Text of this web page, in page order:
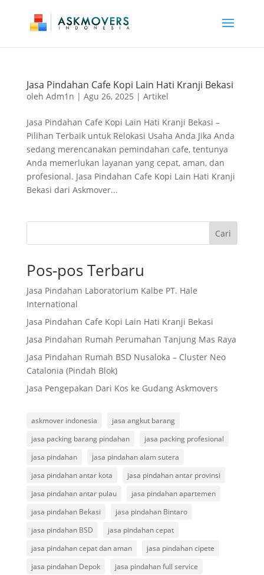
Jasa Pindahan Cafe Kopi Lain Hati Kranji Bekasi
oleh Adm1n | Agu 26, 2025 | Artikel
Jasa Pindahan Cafe Kopi Lain Hati Kranji Bekasi –
Pilihan Terbaik untuk Relokasi Usaha Anda Jika Anda
sedang merencanakan pemindahan cafe, tentunya
Anda memerlukan layanan yang cepat, aman, dan
profesional. Jasa Pindahan Cafe Kopi Lain Hati Kranji
Bekasi dari Askmover...
Cari
Pos-pos Terbaru
Jasa Pindahan Laboratorium Kalbe PT. Hale
International
Jasa Pindahan Cafe Kopi Lain Hati Kranji Bekasi
Jasa Pindahan Rumah Perumahan Tanjung Mas Raya
Jasa Pindahan Rumah BSD Nusaloka – Cluster Neo
Catalonia (Pindah Blok)
Jasa Pengepakan Dari Kos ke Gudang Askmovers
askmover indonesia
jasa angkut barang
jasa packing barang pindahan
jasa packing profesional
jasa pindahan
jasa pindahan alam sutera
jasa pindahan antar kota
jasa pindahan antar provinsi
jasa pindahan antar pulau
jasa pindahan apartemen
jasa pindahan Bekasi
jasa pindahan Bintaro
jasa pindahan BSD
jasa pindahan cepat
jasa pindahan cepat dan aman
jasa pindahan cipete
jasa pindahan Depok
jasa pindahan full service